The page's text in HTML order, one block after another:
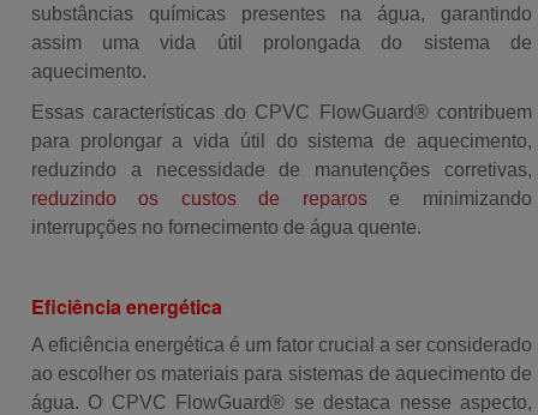
substâncias químicas presentes na água, garantindo
assim uma vida útil prolongada do sistema de
aquecimento.
Essas características do CPVC FlowGuard® contribuem
para prolongar a vida útil do sistema de aquecimento,
reduzindo a necessidade de manutenções corretivas,
reduzindo os custos de reparose minimizando
interrupções no fornecimento de água quente.
Eficiência energética
A eficiência energética é um fator crucial a ser considerado
ao escolher os materiais para sistemas de aquecimento de
água. O CPVC FlowGuard® se destaca nesse aspecto,